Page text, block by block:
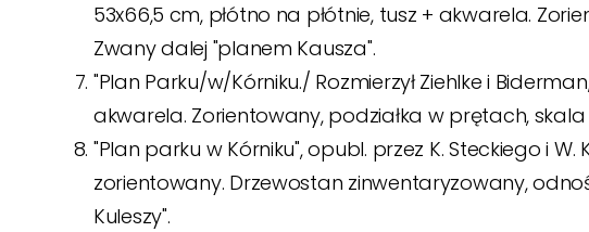
53x66,5 cm, płótno na płótnie, tusz + akwarela.
Zwany dalej "planem Kausza".
"Plan Parku/w/Kórniku./ Rozmierzył Ziehlke i
akwarela. Zorientowany, podziałka w prętach, skala
"Plan parku w Kórniku", opubl. przez K. Steckiego i
zorientowany. Drzewostan zinwentaryzowany,
Kuleszy".